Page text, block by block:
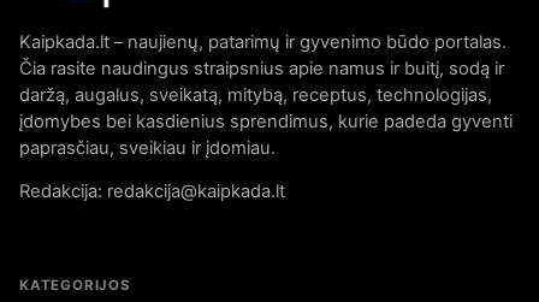
Kaipkada.lt – naujienų, patarimų ir gyvenimo būdo portalas.
Čia rasite naudingus straipsnius apie namus ir buitį, sodą ir
daržą, augalus, sveikatą, mitybą, receptus, technologijas,
įdomybes bei kasdienius sprendimus, kurie padeda gyventi
paprasčiau, sveikiau ir įdomiau.
Redakcija: redakcija@kaipkada.lt
KATEGORIJOS